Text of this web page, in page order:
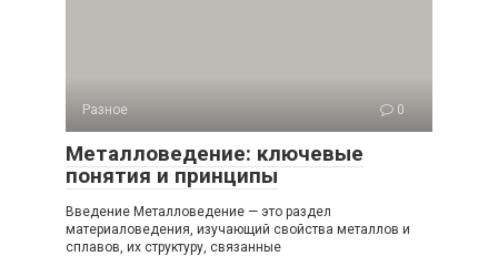
Разное 0
Металловедение: ключевые
понятия и принципы
Введение Металловедение — это раздел
материаловедения, изучающий свойства металлов и
сплавов, их структуру, связанные